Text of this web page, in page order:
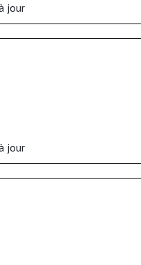
jour
jour